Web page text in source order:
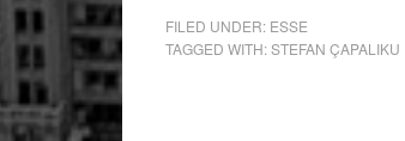
FILED UNDER: ESSE
TAGGED WITH:STEFAN ÇAPALIKU